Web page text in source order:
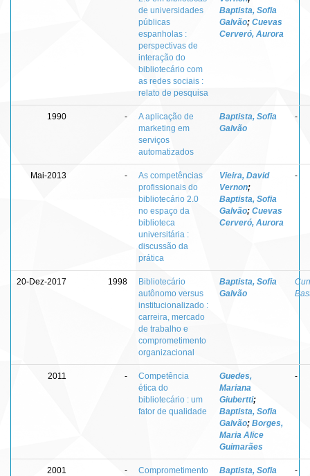
de universidades
públicas
espanholas :
perspectivas de
interação do
bibliotecário com
as redes sociais :
relato de pesquisa
Baptista, Sofia
Galvão; Cuevas
Cerveró, Aurora
1990 -
A aplicação de
marketing em
serviços
automatizados
Baptista, Sofia
Galvão
-
Mai-2013 -
As competências
profissionais do
bibliotecário 2.0
no espaço da
biblioteca
universitária :
discussão da
prática
Vieira, David
Vernon;
Baptista, Sofia
Galvão; Cuevas
Cerveró, Aurora
-
20-Dez-2017 1998
Bibliotecário
autônomo versus
institucionalizado :
carreira, mercado
de trabalho e
comprometimento
organizacional
Baptista, Sofia
Galvão
2011 -
Competência
ética do
bibliotecário : um
fator de qualidade
Guedes,
Mariana
Giubertti;
Baptista, Sofia
Galvão; Borges,
Maria Alice
Guimarães
-
2001 -
Comprometimento
Baptista, Sofia
-